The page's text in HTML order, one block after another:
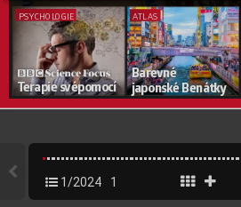
ATLAS
Barevné
japonské Benátky
PSYCHOLOGIE
Terapie svépomocí
1/2024 1